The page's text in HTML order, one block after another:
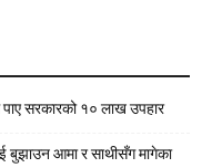
सरकारको १० लाख उपहार
बुझाउन आमा र साथीसँग मागेका